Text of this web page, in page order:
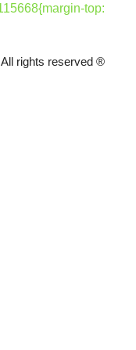
top:
All rights reserved ®